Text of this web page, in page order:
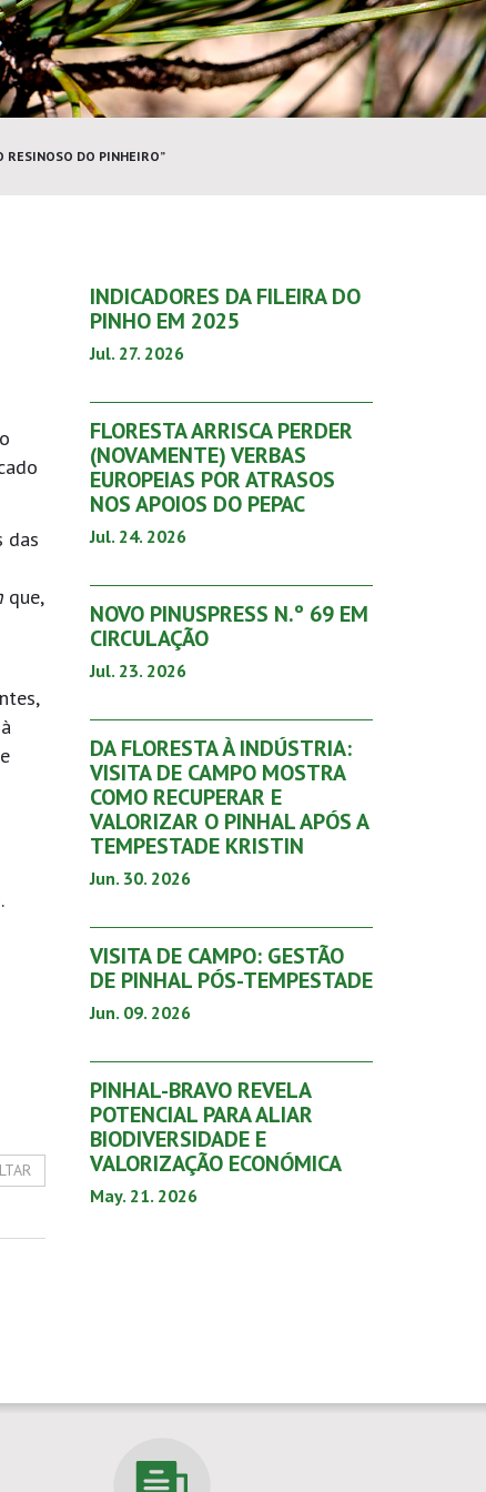
RESINOSO DO PINHEIRO”
das
que,
INDICADORES DA FILEIRA DO
PINHO EM 2025
Jul. 27. 2026
FLORESTA ARRISCA PERDER
(NOVAMENTE) VERBAS
EUROPEIAS POR ATRASOS
NOS APOIOS DO PEPAC
Jul. 24. 2026
NOVO PINUSPRESS N.º 69 EM
CIRCULAÇÃO
Jul. 23. 2026
DA FLORESTA À INDÚSTRIA:
VISITA DE CAMPO MOSTRA
COMO RECUPERAR E
VALORIZAR O PINHAL APÓS A
TEMPESTADE KRISTIN
Jun. 30. 2026
VISITA DE CAMPO: GESTÃO
DE PINHAL PÓS-TEMPESTADE
Jun. 09. 2026
PINHAL-BRAVO REVELA
POTENCIAL PARA ALIAR
BIODIVERSIDADE E
VALORIZAÇÃO ECONÓMICA
May. 21. 2026